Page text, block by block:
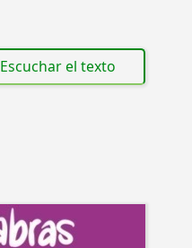
Escuchar el texto